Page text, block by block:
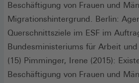
Beschäftigung von Frauen und
Migrationshintergrund. Berlin:
Querschnittsziele im ESF im
Bundesministeriums für Arbeit und
(15) Pimminger, Irene (2015):
Beschäftigung von Frauen und